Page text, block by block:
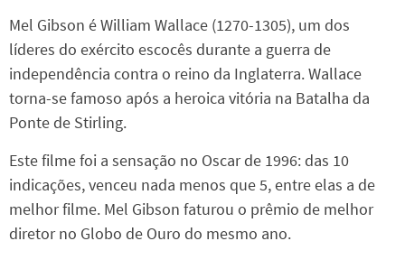
Mel Gibson é William Wallace (1270-1305), um dos
líderes do exército escocês durante a guerra de
independência contra o reino da Inglaterra. Wallace
torna-se famoso após a heroica vitória na Batalha da
Ponte de Stirling.
Este filme foi a sensação no Oscar de 1996: das 10
indicações, venceu nada menos que 5, entre elas a de
melhor filme. Mel Gibson faturou o prêmio de melhor
diretor no Globo de Ouro do mesmo ano.